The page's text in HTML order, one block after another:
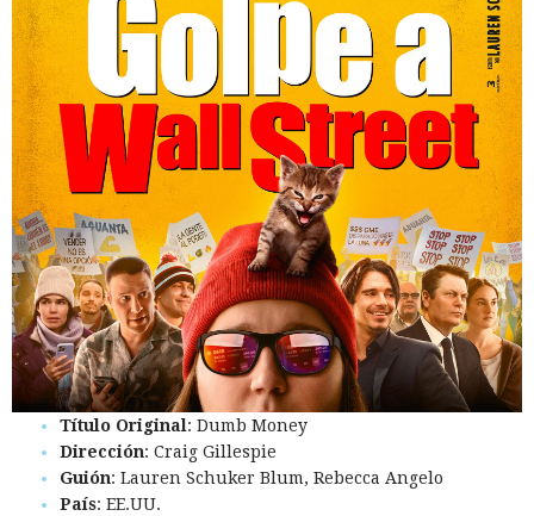
Título Original: Dumb Money
Dirección: Craig Gillespie
Guión: Lauren Schuker Blum, Rebecca Angelo
País: EE.UU.